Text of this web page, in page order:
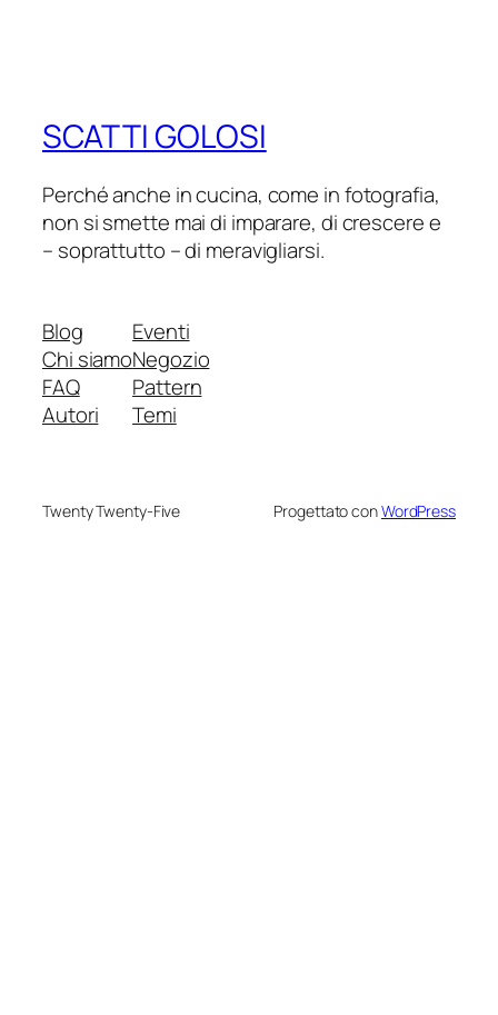
SCATTI GOLOSI
Perché anche in cucina, come in fotografia,
non si smette mai di imparare, di crescere e
– soprattutto – di meravigliarsi.
Blog
Chi siamo
FAQ
Autori
Eventi
Negozio
Pattern
Temi
Twenty Twenty-Five Progettato conWordPress